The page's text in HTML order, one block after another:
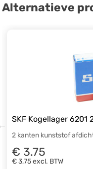
Alternatieve
SKF Kogellager 6201
2 kanten kunststof
€ 3.75
€ 3,75excl. BTW